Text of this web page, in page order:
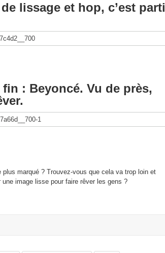
lissage et hop, c’est parti
: Beyoncé. Vu de près,
marqué ? Trouvez-vous que cela va trop loin et
image lisse pour faire rêver les gens ?